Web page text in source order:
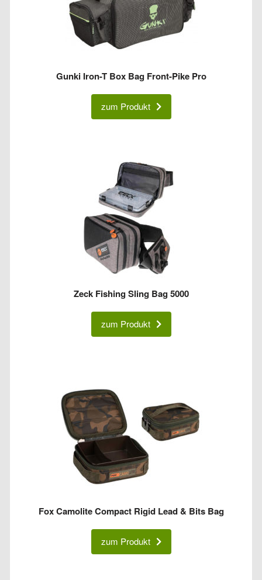
Gunki Iron-T Box Bag Front-Pike Pro
zum Produkt
Zeck Fishing Sling Bag 5000
zum Produkt
Fox Camolite Compact Rigid Lead & Bits Bag
zum Produkt